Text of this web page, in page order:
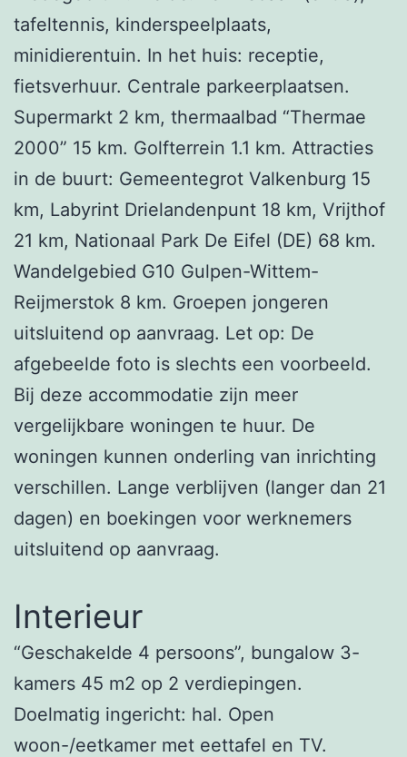
tafeltennis, kinderspeelplaats,
minidierentuin. In het huis: receptie,
fietsverhuur. Centrale parkeerplaatsen.
Supermarkt 2 km, thermaalbad “Thermae
2000” 15 km. Golfterrein 1.1 km. Attracties
in de buurt: Gemeentegrot Valkenburg 15
km, Labyrint Drielandenpunt 18 km, Vrijthof
21 km, Nationaal Park De Eifel (DE) 68 km.
Wandelgebied G10 Gulpen-Wittem-
Reijmerstok 8 km. Groepen jongeren
uitsluitend op aanvraag. Let op: De
afgebeelde foto is slechts een voorbeeld.
Bij deze accommodatie zijn meer
vergelijkbare woningen te huur. De
woningen kunnen onderling van inrichting
verschillen. Lange verblijven (langer dan 21
dagen) en boekingen voor werknemers
uitsluitend op aanvraag.
Interieur
“Geschakelde 4 persoons”, bungalow 3-
kamers 45 m2 op 2 verdiepingen.
Doelmatig ingericht: hal. Open
woon-/eetkamer met eettafel en TV.